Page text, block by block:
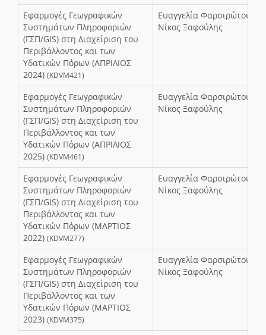
Εφαρμογές Γεωγραφικών
Συστημάτων Πληροφοριών
(ΓΣΠ/GIS) στη Διαχείριση του
Περιβάλλοντος και των
Υδατικών Πόρων (ΑΠΡΙΛΙΟΣ
2024) (KDVM421)
Ευαγγελία Φαρσιρώτου,
Νίκος Ξαφούλης
Εφαρμογές Γεωγραφικών
Συστημάτων Πληροφοριών
(ΓΣΠ/GIS) στη Διαχείριση του
Περιβάλλοντος και των
Υδατικών Πόρων (ΑΠΡΙΛΙΟΣ
2025) (KDVM461)
Ευαγγελία Φαρσιρώτου,
Νίκος Ξαφούλης
Εφαρμογές Γεωγραφικών
Συστημάτων Πληροφοριών
(ΓΣΠ/GIS) στη Διαχείριση του
Περιβάλλοντος και των
Υδατικών Πόρων (ΜΑΡΤΙΟΣ
2022) (KDVM277)
Ευαγγελία Φαρσιρώτου,
Νίκος Ξαφούλης
Εφαρμογές Γεωγραφικών
Συστημάτων Πληροφοριών
(ΓΣΠ/GIS) στη Διαχείριση του
Περιβάλλοντος και των
Υδατικών Πόρων (ΜΑΡΤΙΟΣ
2023) (KDVM375)
Ευαγγελία Φαρσιρώτου,
Νίκος Ξαφούλης